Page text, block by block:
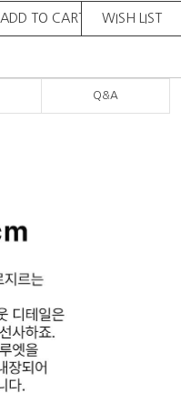
ADD TO CART WISH LIST
Q&A